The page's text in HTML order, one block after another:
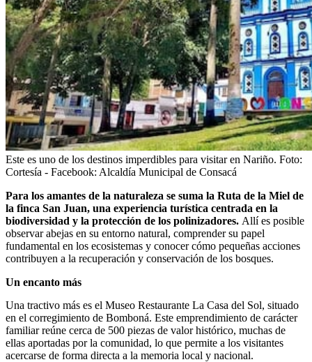
Este es uno de los destinos imperdibles para visitar en Nariño. Foto:
Cortesía - Facebook: Alcaldía Municipal de Consacá
Para los amantes de la naturaleza se suma la Ruta de la Miel de
la finca San Juan, una experiencia turística centrada en la
biodiversidad y la protección de los polinizadores. Allí es posible
observar abejas en su entorno natural, comprender su papel
fundamental en los ecosistemas y conocer cómo pequeñas acciones
contribuyen a la recuperación y conservación de los bosques.
Un encanto más
Una tractivo más es el Museo Restaurante La Casa del Sol, situado
en el corregimiento de Bomboná. Este emprendimiento de carácter
familiar reúne cerca de 500 piezas de valor histórico, muchas de
ellas aportadas por la comunidad, lo que permite a los visitantes
acercarse de forma directa a la memoria local y nacional.